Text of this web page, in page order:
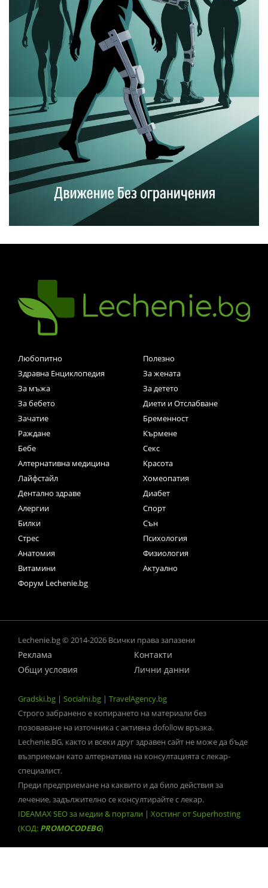
Любопитно
Полезно
Здравна Енциклопедия
За жената
За мъжа
За детето
За бебето
Диети и Отслабване
Зачатие
Бременност
Раждане
Кърмене
Бебе
Секс
Алтернативна медицина
Красота
Лайфстайл
Хомеопатия
Дентално здраве
Диабет
Алергии
Спорт
Билки
Сън
Стрес
Психология
Анатомия
Физиология
Витамини
Актуално
Форум Lechenie.bg
Lechenie.bg © 2014-2026 Всички права запазени
Реклама
Контакти
Общи условия
Лични данни
Gradski.bg | Socialni.bg | TravelAgency.bg
Строго забранено е копирането на материали без
позоваване на източника с активна dofollow връзка.
Lechenie.BG, както и всеки друг здравен сайт не може да бъде
възприеман като алтернатива на консултацията с лекар-
специалист.
Преди предприемане на каквито и да било действия за
лечение, задължително се консултирайте с лекар.
IDEAMAX SEO за медии & портали | Хостинг от Superhosting
(КОД: PROMOCODEBG)